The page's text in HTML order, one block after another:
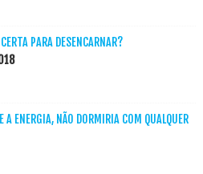
PARA DESENCARNAR?
A ENERGIA, NÃO DORMIRIA COM QUALQUER